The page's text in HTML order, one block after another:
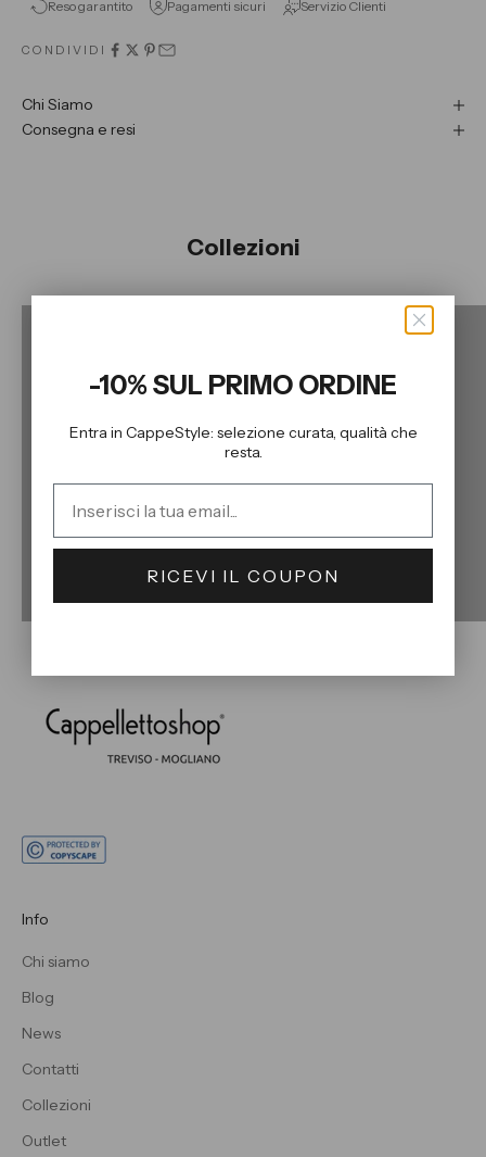
Reso garantito Pagamenti sicuri Servizio Clienti
CONDIVIDI
Chi Siamo
Consegna e resi
Collezioni
Collezione Scarpe Donna
Info
Chi siamo
Blog
News
Contatti
Collezioni
Outlet
-10% SUL PRIMO ORDINE
Entra in CappeStyle: selezione curata, qualità che
resta.
RICEVI IL COUPON